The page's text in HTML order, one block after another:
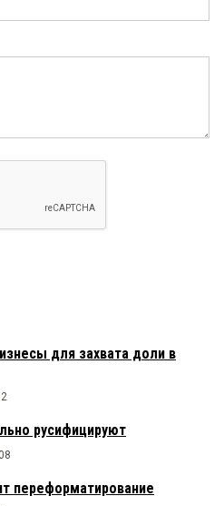
для захвата доли в
русифицируют
переформатирование